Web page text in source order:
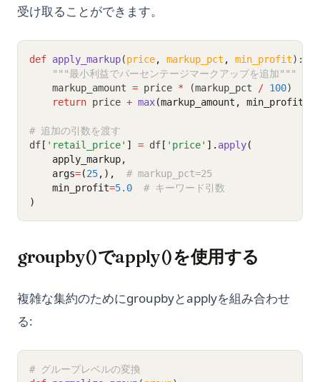
受け取ることができます。
def apply_markup(price, markup_pct , min_profit):
"""最小利益でパーセンテージマークアップを追加"""
    markup_amount
= price * (markup_pct / 100)
return price + max(markup_amount, min_profit)
# 追加の引数を渡す
df [ 'retail_price' ] = df [ 'price' ]. apply(
    apply_markup,
    args
=(25,), # markup_pct=25
    min_profit
=5.0
# キーワード引数
)
groupby()でapply()を使用する
複雑な集約のためにgroupbyとapplyを組み合わせ
る:
# グループレベルの変換